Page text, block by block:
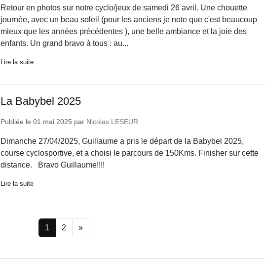
Retour en photos sur notre cyclo/jeux de samedi 26 avril. Une chouette
journée, avec un beau soleil (pour les anciens je note que c'est beaucoup
mieux que les années précédentes ), une belle ambiance et la joie des
enfants. Un grand bravo à tous : au...
Lire la suite
La Babybel 2025
Publiée le 01 mai 2025 par Nicolas LESEUR
Dimanche 27/04/2025, Guillaume a pris le départ de la Babybel 2025,
course cyclosportive, et a choisi le parcours de 150Kms. Finisher sur cette
distance. Bravo Guillaume!!!!
Lire la suite
1 2 »